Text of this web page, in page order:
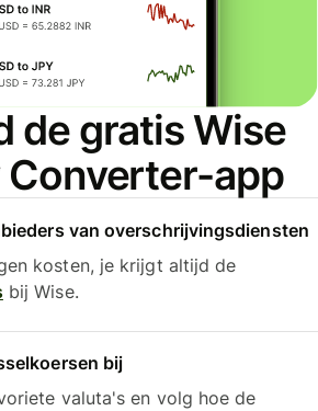
de gratis Wise
app
van overschrijvingsdiensten
kosten, je krijgt altijd de
bij Wise.
bij
valuta's en volg hoe de